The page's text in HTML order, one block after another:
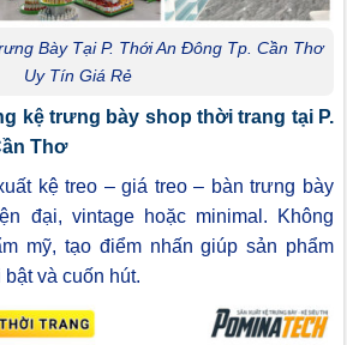
Bày Tại P. Thới An Đông Tp. Cần Thơ
Uy Tín Giá Rẻ
kệ trưng bày shop thời trang tại P.
Thơ
kệ treo – giá treo – bàn trưng bày
đại, vintage hoặc minimal. Không
mỹ, tạo điểm nhấn giúp sản phẩm
và cuốn hút.